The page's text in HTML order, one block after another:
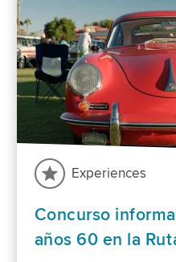
Experiences
Concurso
años 60 en la